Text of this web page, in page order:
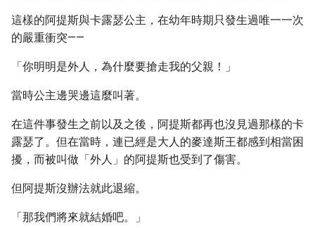
這樣的阿提斯與卡露瑟公主，在幼年時期只發生過唯一一次
的嚴重衝突——
「你明明是外人，為什麼要搶走我的父親！」
當時公主邊哭邊這麼叫著。
在這件事發生之前以及之後，阿提斯都再也沒見過那樣的卡
露瑟了。但在當時，連已經是大人的麥達斯王都感到相當困
擾，而被叫做「外人」的阿提斯也受到了傷害。
但阿提斯沒辦法就此退縮。
「那我們將來就結婚吧。」